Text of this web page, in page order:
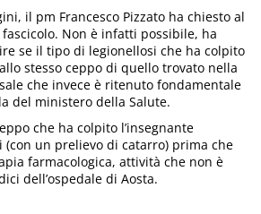
il pm Francesco Pizzato ha chiesto al
Non è infatti possibile, ha
se il tipo di legionellosi che ha colpito
stesso ceppo di quello trovato nella
che invece è ritenuto fondamentale
del ministero della Salute.
che ha colpito l’insegnante
un prelievo di catarro) prima che
farmacologica, attività che non è
dell’ospedale di Aosta.